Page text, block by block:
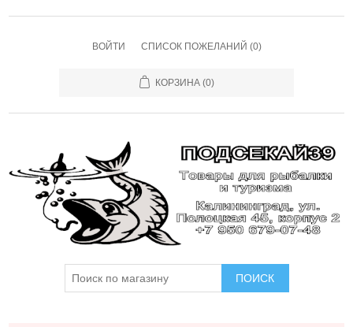
ВОЙТИ СПИСОК ПОЖЕЛАНИЙ (0)
КОРЗИНА (0)
ПОИСК